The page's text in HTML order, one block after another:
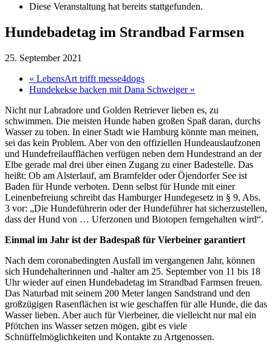
Diese Veranstaltung hat bereits stattgefunden.
Hundebadetag im Strandbad Farmsen
25. September 2021
« LebensArt trifft messe4dogs
Hundekekse backen mit Dana Schweiger »
Nicht nur Labradore und Golden Retriever lieben es, zu
schwimmen. Die meisten Hunde haben großen Spaß daran, durchs
Wasser zu toben. In einer Stadt wie Hamburg könnte man meinen,
sei das kein Problem. Aber von den offiziellen Hundeauslaufzonen
und Hundefreilaufflächen verfügen neben dem Hundestrand an der
Elbe gerade mal drei über einen Zugang zu einer Badestelle. Das
heißt: Ob am Alsterlauf, am Bramfelder oder Öjendorfer See ist
Baden für Hunde verboten. Denn selbst für Hunde mit einer
Leinenbefreiung schreibt das Hamburger Hundegesetz in § 9, Abs.
3 vor: „Die Hundeführerin oder der Hundeführer hat sicherzustellen,
dass der Hund von … Uferzonen und Biotopen ferngehalten wird“.
Einmal im Jahr ist der Badespaß für Vierbeiner garantiert
Nach dem coronabedingten Ausfall im vergangenen Jahr, können
sich Hundehalterinnen und -halter am 25. September von 11 bis 18
Uhr wieder auf einen Hundebadetag im Strandbad Farmsen freuen.
Das Naturbad mit seinem 200 Meter langen Sandstrand und den
großzügigen Rasenflächen ist wie geschaffen für alle Hunde, die das
Wasser lieben. Aber auch für Vierbeiner, die vielleicht nur mal ein
Pfötchen ins Wasser setzen mögen, gibt es viele
Schnüffelmöglichkeiten und Kontakte zu Artgenossen.